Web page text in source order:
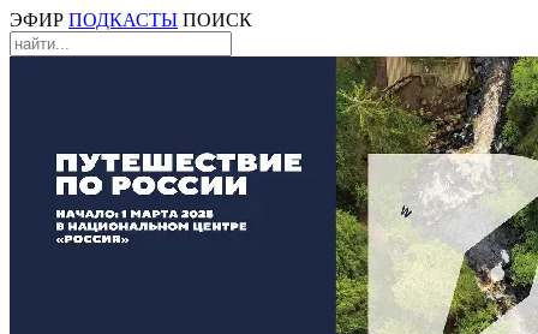
ЭФИР ПОДКАСТЫ ПОИСК